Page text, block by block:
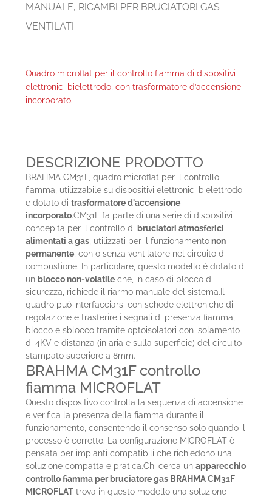
MANUALE, RICAMBI PER BRUCIATORI GAS
VENTILATI
Quadro microflat per il controllo fiamma di dispositivi
elettronici bielettrodo, con trasformatore d’accensione
incorporato.
DESCRIZIONE PRODOTTO
BRAHMA CM31F, quadro microflat per il controllo
fiamma, utilizzabile su dispositivi elettronici bielettrodo
e dotato ditrasformatore d'accensione
incorporato.CM31F fa parte di una serie di dispositivi
concepita per il controllo di bruciatori atmosferici
alimentati a gas , utilizzati per il funzionamentonon
permanente , con o senza ventilatore nel circuito di
combustione. In particolare, questo modello è dotato di
un blocco non-volatile che, in caso di blocco di
sicurezza, richiede il riarmo manuale del sistema.Il
quadro può interfacciarsi con schede elettroniche di
regolazione e trasferire i segnali di presenza fiamma,
blocco e sblocco tramite optoisolatori con isolamento
di 4KV e distanza (in aria e sulla superficie) del circuito
stampato superiore a 8mm.
BRAHMA CM31F controllo
fiamma MICROFLAT
Questo dispositivo controlla la sequenza di accensione
e verifica la presenza della fiamma durante il
funzionamento, consentendo il consenso solo quando il
processo è corretto. La configurazione MICROFLAT è
pensata per impianti compatibili che richiedono una
soluzione compatta e pratica.Chi cerca unapparecchio
controllo fiamma per bruciatore gas BRAHMA CM31F
MICROFLAT trova in questo modello una soluzione